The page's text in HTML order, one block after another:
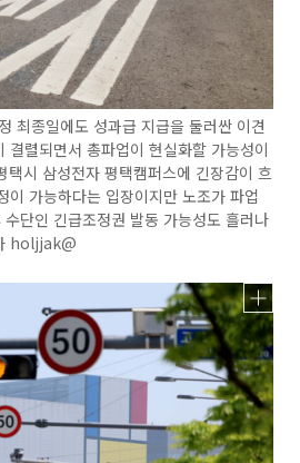
최종일에도 성과급 지급을 둘러싼 이견
결렬되면서 총파업이 현실화할 가능성이
시 삼성전자 평택캠퍼스에 긴장감이 흐
이 가능하다는 입장이지만 노조가 파업
단인 긴급조정권 발동 가능성도 흘러나
holjjak@